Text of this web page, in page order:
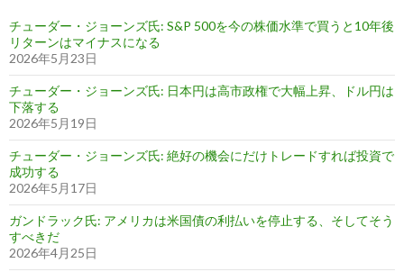
チューダー・ジョーンズ氏: S&P 500を今の株価水準で買うと10年後
リターンはマイナスになる
2026年5月23日
チューダー・ジョーンズ氏: 日本円は高市政権で大幅上昇、ドル円は
下落する
2026年5月19日
チューダー・ジョーンズ氏: 絶好の機会にだけトレードすれば投資で
成功する
2026年5月17日
ガンドラック氏: アメリカは米国債の利払いを停止する、そしてそう
すべきだ
2026年4月25日